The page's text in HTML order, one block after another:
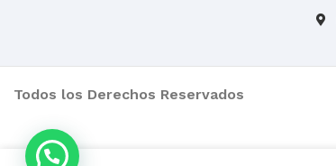
Todos los Derechos Reservados